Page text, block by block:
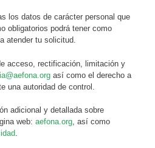
los datos de carácter personal que
obligatorios podrá tener como
atender tu solicitud.
acceso, rectificación, limitación y
así como el derecho a
una autoridad de control.
adicional y detallada sobre
web: aefona.org, así como
.